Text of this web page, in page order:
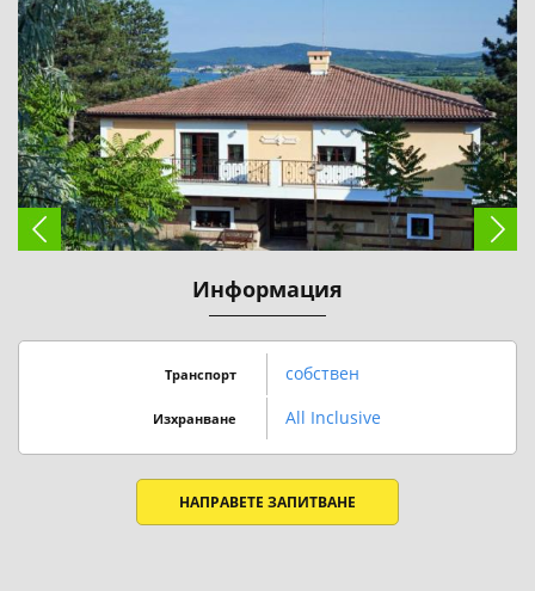
Информация
Транспорт собствен
Изхранване All Inclusive
НАПРАВЕТЕ ЗАПИТВАНЕ